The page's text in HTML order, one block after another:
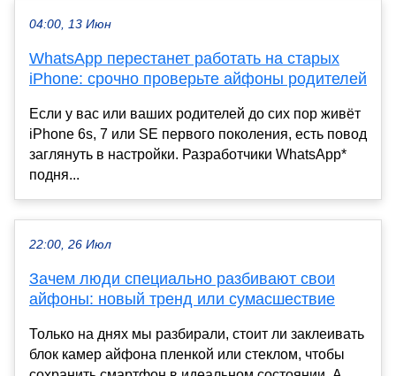
04:00, 13 Июн
WhatsApp перестанет работать на старых
iPhone: срочно проверьте айфоны родителей
Если у вас или ваших родителей до сих пор живёт
iPhone 6s, 7 или SE первого поколения, есть повод
заглянуть в настройки. Разработчики WhatsApp*
подня...
22:00, 26 Июл
Зачем люди специально разбивают свои
айфоны: новый тренд или сумасшествие
Только на днях мы разбирали, стоит ли заклеивать
блок камер айфона пленкой или стеклом, чтобы